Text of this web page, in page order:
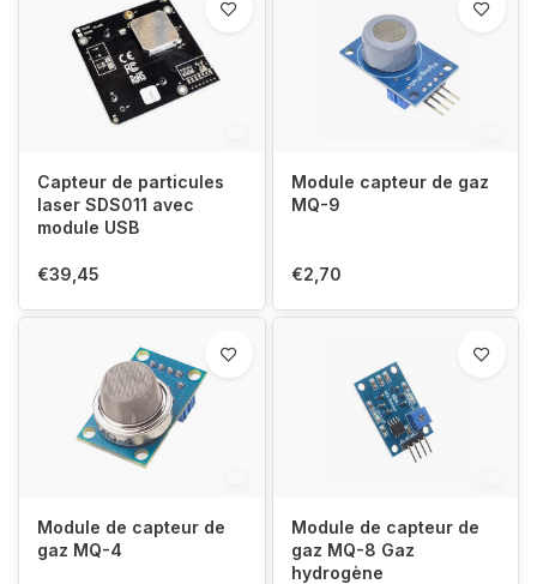
Capteur de particules
laser SDS011 avec
module USB
€39,45
Module capteur de gaz
MQ-9
€2,70
Module de capteur de
gaz MQ-4
Module de capteur de
gaz MQ-8 Gaz
hydrogène